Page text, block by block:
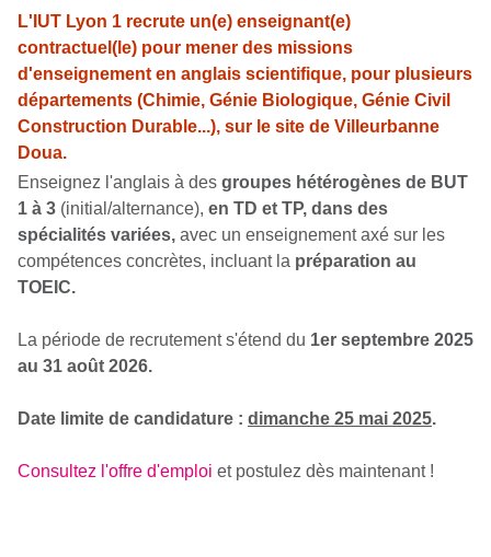
L'IUT Lyon 1 recrute un(e) enseignant(e)
contractuel(le) pour mener des missions
d'enseignement en anglais scientifique, pour plusieurs
départements (Chimie, Génie Biologique, Génie Civil
Construction Durable...), sur le site de Villeurbanne
Doua.
Enseignez l'anglais à des groupes hétérogènes de BUT
1 à 3 (initial/alternance), en TD et TP, dans des
spécialités variées, avec un enseignement axé sur les
compétences concrètes, incluant la préparation au
TOEIC.
La période de recrutement s'étend du 1er septembre 2025
au 31 août 2026.
Date limite de candidature : dimanche 25 mai 2025.
Consultez l'offre d'emploi et postulez dès maintenant !